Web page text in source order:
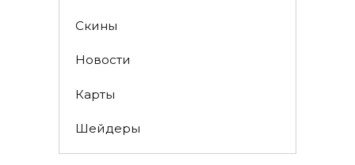
Скины
Новости
Карты
Шейдеры